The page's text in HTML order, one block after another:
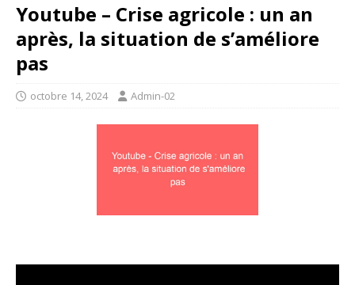
Youtube – Crise agricole : un an
après, la situation de s’améliore
pas
octobre 14, 2024 Admin-02